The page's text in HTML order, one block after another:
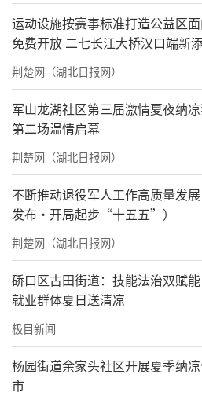
省、自治区、直辖市的
乡村儿童直接受益。
从乡村儿童操场出发，看
今年是新疆自治区成立70
对口支援新疆阿图什市15
山累计投入援疆资金 42.3
项， 援派5批497名干部人
教育等多领域开展精准帮
实现脱贫摘帽和乡村振兴。
十五载援疆情，带动社会各
一些变化在细枝末节孕育，
的出现。
2024年4月，一座崭新的
他克镇温吐萨克村幼儿园
运动设施按赛事标准打造公益区
免费开放 二七长江大桥汉口端新
体育公园
荆楚网（湖北日报网）
军山龙湖社区第三届激情夏夜纳
第二场温情启幕
荆楚网（湖北日报网）
不断推动退役军人工作高质量发
发布·开局起步“十五五”）
荆楚网（湖北日报网）
硚口区古田街道：技能法治双赋
就业群体夏日送清凉
极目新闻
杨园街道余家头社区开展夏季纳
市